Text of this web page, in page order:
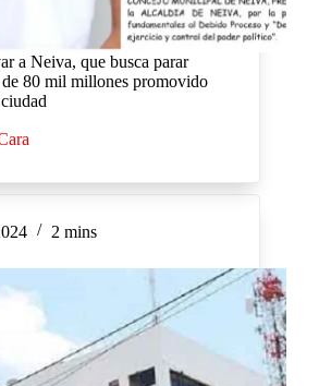
a Neiva, que busca parar
80 mil millones promovido
2 mins